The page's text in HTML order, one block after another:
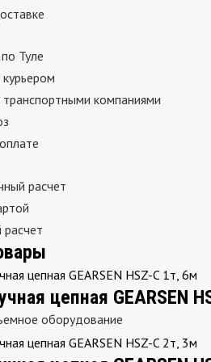
Туле
компаниями
расчет
цепная GEARSEN
оборудование